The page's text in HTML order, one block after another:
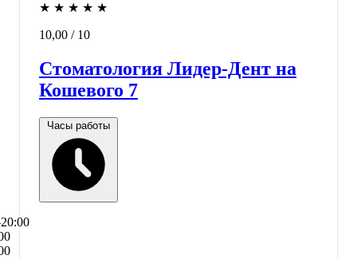
★ ★ ★ ★ ★
10,00 / 10
Стоматология Лидер-Дент на
Кошевого 7
Часы работы